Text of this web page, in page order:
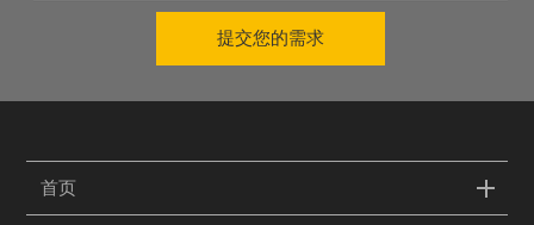
提交您的需求
首页